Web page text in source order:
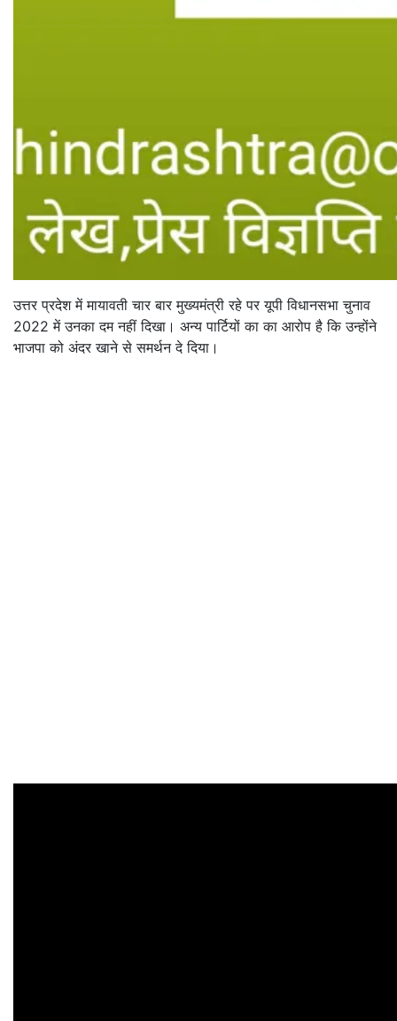
उत्तर प्रदेश में मायावती चार बार मुख्यमंत्री रहे पर यूपी विधानसभा चुनाव
2022 में उनका दम नहीं दिखा। अन्य पार्टियों का का आरोप है कि उन्होंने
भाजपा को अंदर खाने से समर्थन दे दिया।